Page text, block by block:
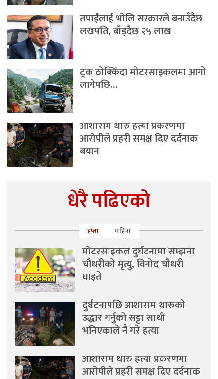
तपाईंलाई भोलि सरकारले बनाउँदैछ
लखपति, बाँड्दैछ २५ लाख
ट्रक ठोक्किँदा मोटरसाइकलमा आगो
लागेपछि…
आशाराम थारु हत्या प्रकरणमा
आरोपीले प्रहरी समक्ष दिए दर्दनाक
बयान
धेरै पढिएको
हप्ता महिना
मोटरसाइकल दुर्घटनामा सम्झना
चौधरीको मृत्यु, विनोद चौधरी
घाइते
दुर्घटनापछि आशाराम थारुको
उद्धार गर्नुको सट्टा साथी
भनिएकाले नै गरे हत्या
आशाराम थारु हत्या प्रकरणमा
आरोपीले प्रहरी समक्ष दिए दर्दनाक